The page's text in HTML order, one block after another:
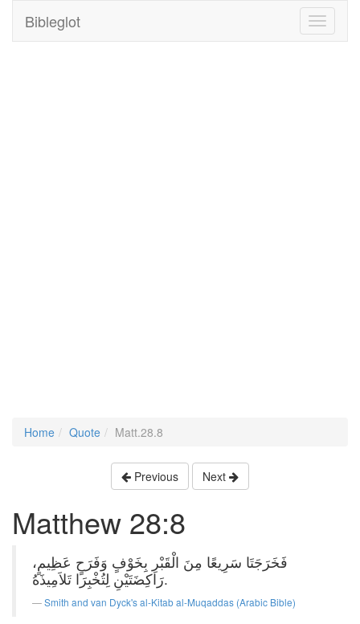
Toggle
Bibleglot
Home Quote Matt.28.8
Previous Next
Matthew 28:8
فَخَرَجَتَا سَرِيعًا مِنَ الْقَبْرِ بِخَوْفٍ وَفَرَحٍ عَظِيمٍ،
رَاكِضَتَيْنِ لِتُخْبِرَا تَلاَمِيذَهُ.
Smith and van Dyck's al-Kitab al-Muqaddas (Arabic Bible)